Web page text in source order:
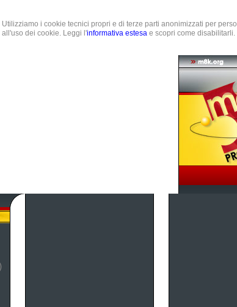
Utilizziamo i cookie tecnici propri e di terze parti anonimizzati per
all'uso dei cookie. Leggi l'informativa estesa e scopri come disabilitarli.